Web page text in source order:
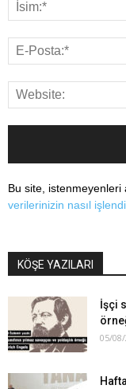
Bu site, istenmeyenleri
verilerinizin nasıl
KÖŞE YAZILARI
İşçi
05/